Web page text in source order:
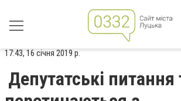
17:43, 16 січня 2019 р.
Депутатські питання